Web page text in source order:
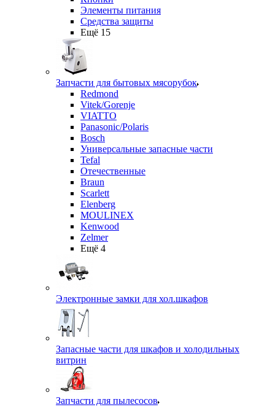
Элементы питания
Средства защиты
Ещё 15
Запчасти для бытовых мясорубок
Redmond
Vitek/Gorenje
VIATTO
Panasonic/Polaris
Bosch
Универсальные запасные части
Tefal
Отечественные
Braun
Scarlett
Elenberg
MOULINEX
Kenwood
Zelmer
Ещё 4
Электронные замки для хол.шкафов
Запасные части для шкафов и холодильных
витрин
Запчасти для пылесосов